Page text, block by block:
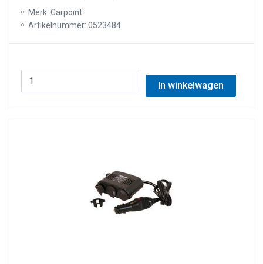
Merk: Carpoint
Artikelnummer: 0523484
In winkelwagen